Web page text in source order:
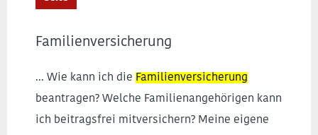
Familienversicherung
... Wie kann ich die Familienversicherung
beantragen? Welche Familienangehörigen kann
ich beitragsfrei mitversichern? Meine eigene